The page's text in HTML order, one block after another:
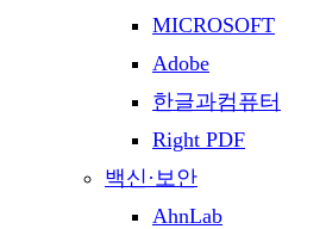
MICROSOFT
Adobe
한글과컴퓨터
Right PDF
백신·보안
AhnLab